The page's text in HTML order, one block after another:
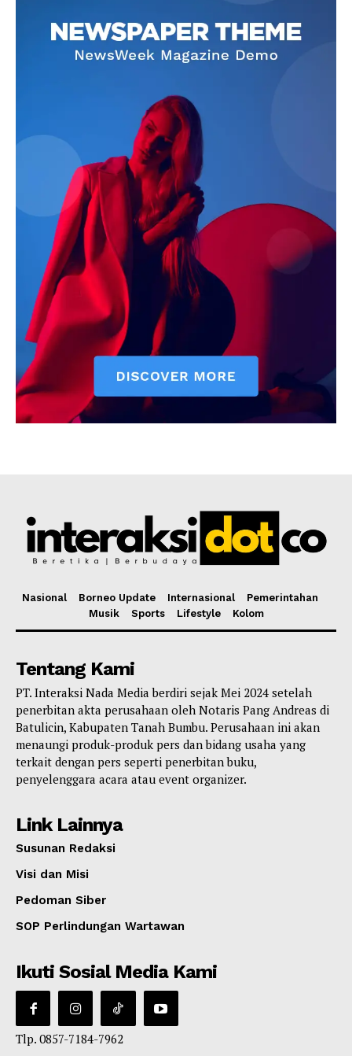
Nasional Borneo Update Internasional
Pemerintahan
Musik
Sports Lifestyle Kolom
Tentang Kami
PT. Interaksi Nada Media berdiri sejak Mei 2024 setelah
penerbitan akta perusahaan oleh Notaris Pang Andreas di
Batulicin, Kabupaten Tanah Bumbu. Perusahaan ini akan
menaungi produk-produk pers dan bidang usaha yang
terkait dengan pers seperti penerbitan buku,
penyelenggara acara atau event organizer.
Link Lainnya
Susunan Redaksi
Visi dan Misi
Pedoman Siber
SOP Perlindungan Wartawan
Ikuti Sosial Media Kami
Tlp. 0857-7184-7962